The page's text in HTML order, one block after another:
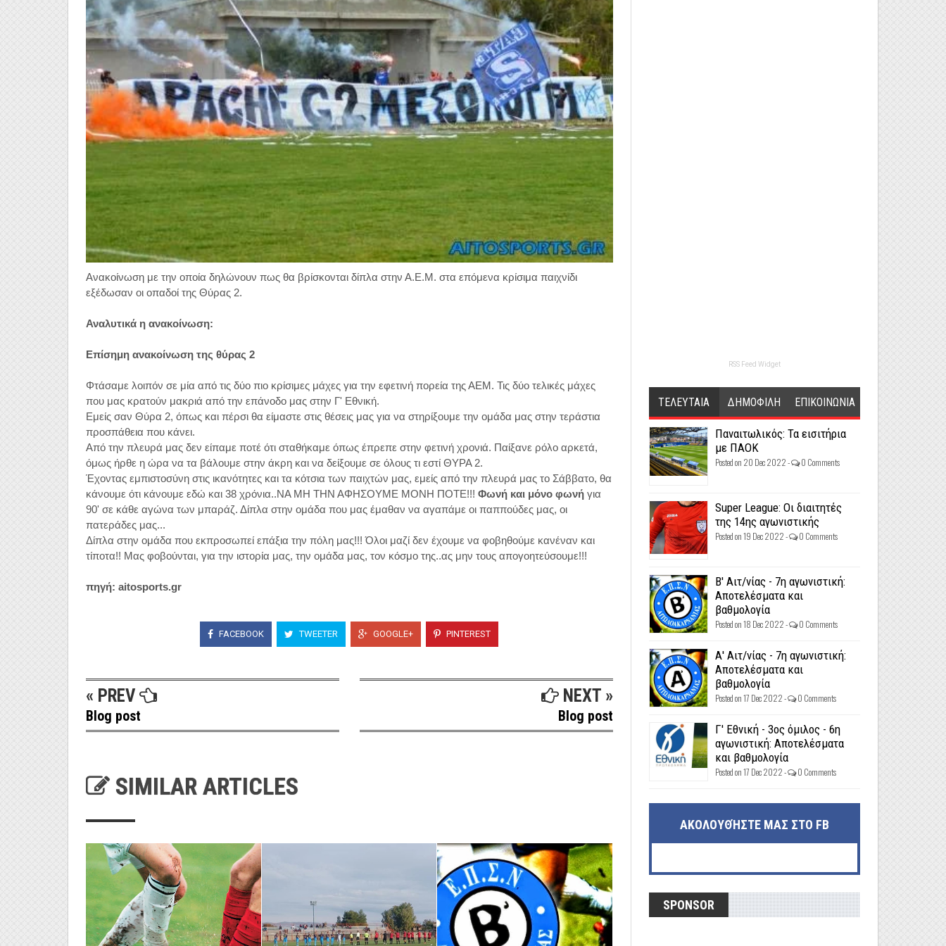
Ανακοίνωση με την οποία δηλώνουν πως θα βρίσκονται δίπλα στην Α.Ε.Μ. στα επόμενα κρίσιμα παιχνίδι
εξέδωσαν οι οπαδοί της Θύρας 2.
Αναλυτικά η ανακοίνωση:
Επίσημη ανακοίνωση της θύρας 2
Φτάσαμε λοιπόν σε μία από τις δύο πιο κρίσιμες μάχες για την εφετινή πορεία της ΑΕΜ. Τις δύο τελικές μάχες
που μας κρατούν μακριά από την επάνοδο μας στην Γ' Εθνική.
Εμείς σαν Θύρα 2, όπως και πέρσι θα είμαστε στις θέσεις μας για να στηρίξουμε την ομάδα μας στην τεράστια
προσπάθεια που κάνει.
Από την πλευρά μας δεν είπαμε ποτέ ότι σταθήκαμε όπως έπρεπε στην φετινή χρονιά. Παίξανε ρόλο αρκετά,
όμως ήρθε η ώρα να τα βάλουμε στην άκρη και να δείξουμε σε όλους τι εστί ΘΥΡΑ 2.
Έχοντας εμπιστοσύνη στις ικανότητες και τα κότσια των παιχτών μας, εμείς από την πλευρά μας το Σάββατο, θα
κάνουμε ότι κάνουμε εδώ και 38 χρόνια..ΝΑ ΜΗ ΤΗΝ ΑΦΗΣΟΥΜΕ ΜΟΝΗ ΠΟΤΕ!!! Φωνή και μόνο φωνή για
90' σε κάθε αγώνα των μπαράζ. Δίπλα στην ομάδα που μας έμαθαν να αγαπάμε οι παππούδες μας, οι
πατεράδες μας...
Δίπλα στην ομάδα που εκπροσωπεί επάξια την πόλη μας!!! Όλοι μαζί δεν έχουμε να φοβηθούμε κανέναν και
τίποτα!! Μας φοβούνται, για την ιστορία μας, την ομάδα μας, τον κόσμο της..ας μην τους απογοητεύσουμε!!!
πηγή: aitosports.gr
FACEBOOK TWEETER GOOGLE+ PINTEREST
« PREV
Blog post
NEXT »
Blog post
SIMILAR ARTICLES
RSS Feed Widget
ΤΕΛΕΥΤΑΙΑ ΔΗΜΟΦΙΛΗ ΕΠΙΚΟΙΝΩΝΙΑ
Παναιτωλικός: Τα εισιτήρια
με ΠΑΟΚ
Posted on 20 Dec 2022 - 0 Comments
Super League: Οι διαιτητές
της 14ης αγωνιστικής
Posted on 19 Dec 2022 - 0 Comments
Β' Αιτ/νίας - 7η αγωνιστική:
Αποτελέσματα και
βαθμολογία
Posted on 18 Dec 2022 - 0 Comments
Α' Αιτ/νίας - 7η αγωνιστική:
Αποτελέσματα και
βαθμολογία
Posted on 17 Dec 2022 - 0 Comments
Γ' Εθνική - 3ος όμιλος - 6η
αγωνιστική: Αποτελέσματα
και βαθμολογία
Posted on 17 Dec 2022 - 0 Comments
ΑΚΟΛΟΥΘΉΣΤΕ ΜΑΣ ΣΤΟ FB
SPONSOR